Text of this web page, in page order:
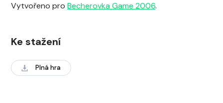
Vytvořeno pro Becherovka Game 2006.
Ke stažení
Plná hra